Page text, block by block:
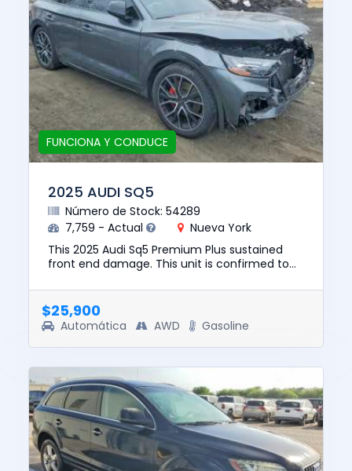
FUNCIONA Y CONDUCE
2025 AUDI SQ5
Número de Stock: 54289
7,759 - Actual
Nueva York
This 2025 Audi Sq5 Premium Plus sustained
front end damage. This unit is confirmed to
vehicle was $64447. T...
$25,900
Automática AWD Gasoline